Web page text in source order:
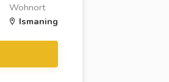
Wohnort
Ismaning